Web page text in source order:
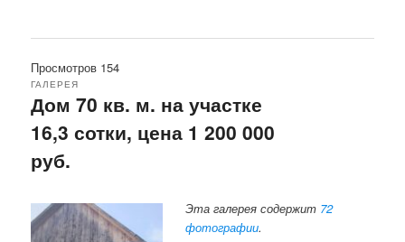
Просмотров 154
Дом 70 кв. м. на участке
16,3 сотки, цена 1 200 000
руб.
ГАЛЕРЕЯ
Эта галерея содержит 72
фотографии.